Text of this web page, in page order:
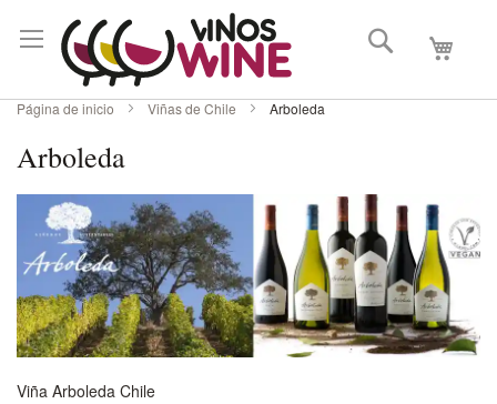
Mi
Buscar
Página de inicio Viñas de Chile Arboleda
Arboleda
Viña Arboleda Chile